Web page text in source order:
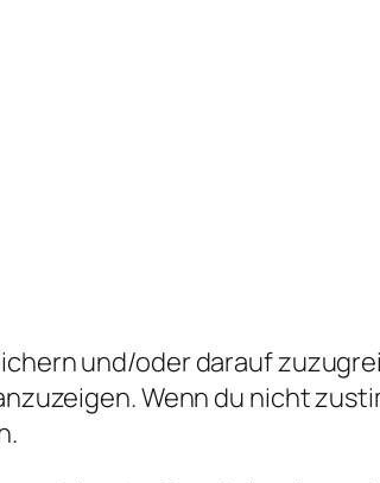
und/oder darauf
Wenn du nicht